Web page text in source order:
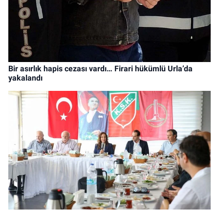
Bir asırlık hapis cezası vardı… Firari hükümlü Urla’da
yakalandı